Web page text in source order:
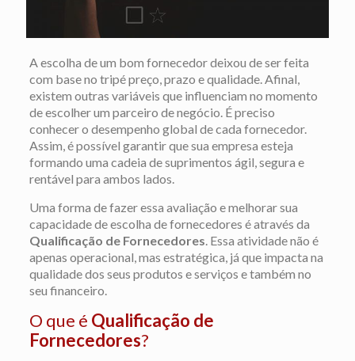
A escolha de um bom fornecedor deixou de ser feita
com base no tripé preço, prazo e qualidade. Afinal,
existem outras variáveis que influenciam no momento
de escolher um parceiro de negócio. É preciso
conhecer o desempenho global de cada fornecedor.
Assim, é possível garantir que sua empresa esteja
formando uma cadeia de suprimentos ágil, segura e
rentável para ambos lados.
Uma forma de fazer essa avaliação e melhorar sua
capacidade de escolha de fornecedores é através da
Qualificação de Fornecedores . Essa atividade não é
apenas operacional, mas estratégica, já que impacta na
qualidade dos seus produtos e serviços e também no
seu financeiro.
O que é Qualificação de
Fornecedores?